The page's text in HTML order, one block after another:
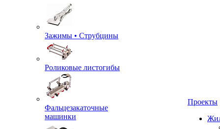
Зажимы • Струбцины
Роликовые листогибы
Фальцезакаточные
машинки
Проекты